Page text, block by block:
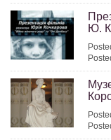
Ю.